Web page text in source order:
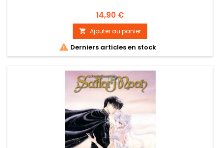
Prix
14,90 €
 Ajouter au panier
 Derniers articles en stock